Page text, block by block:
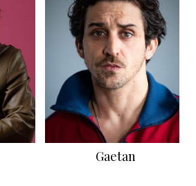
Gaetan